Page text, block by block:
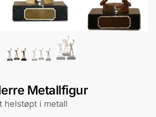
Metallfigur
helstøpt i metall